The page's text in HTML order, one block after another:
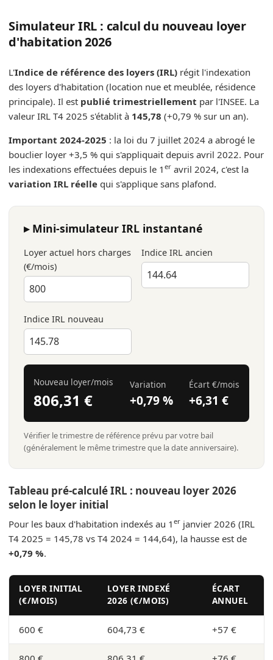
Simulateur IRL : calcul du nouveau loyer
d'habitation 2026
L'Indice de référence des loyers (IRL) régit l'indexation
des loyers d'habitation (location nue et meublée, résidence
principale). Il est publié trimestriellement par l'INSEE. La
valeur IRL T4 2025 s'établit à 145,78 (+0,79 % sur un an).
Important 2024-2025 : la loi du 7 juillet 2024 a abrogé le
bouclier loyer +3,5 % qui s'appliquait depuis avril 2022. Pour
les indexations effectuées depuis le 1 er avril 2024, c'est la
variation IRL réelle qui s'applique sans plafond.
▸ Mini-simulateur IRL instantané
Loyer actuel hors charges
(€/mois)
Indice IRL ancien
Indice IRL nouveau
Nouveau loyer/mois
806,31 €
Variation
+0,79 %
Écart €/mois
+6,31 €
Vérifier le trimestre de référence prévu par votre bail
(généralement le même trimestre que la date anniversaire).
Tableau pré-calculé IRL : nouveau loyer 2026
selon le loyer initial
Pour les baux d'habitation indexés au 1 er janvier 2026 (IRL
T4 2025 = 145,78 vs T4 2024 = 144,64), la hausse est de
+0,79 %.
LOYER INITIAL
(€/MOIS)
LOYER INDEXÉ
2026 (€/MOIS)
ÉCART
ANNUEL
600 € 604,73 € +57 €